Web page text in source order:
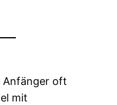
Anfänger oft
mit